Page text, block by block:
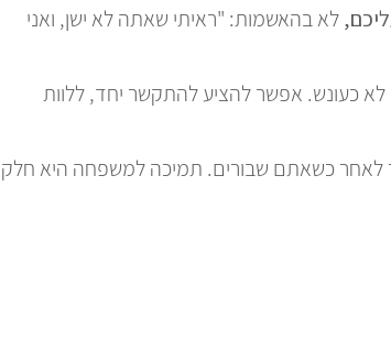
לא בהאשמות: "ראיתי שאתה לא ישן, ואני
לא כעונש. אפשר להציע להתקשר יחד, ללוות
לאחר כשאתם שבורים. תמיכה למשפחה היא חלק